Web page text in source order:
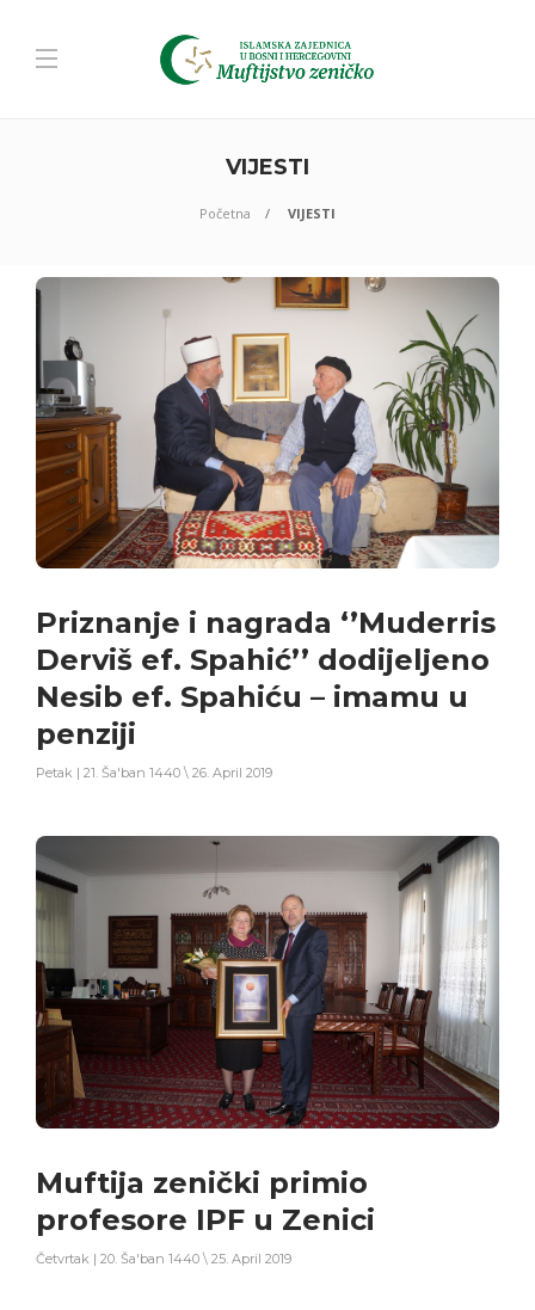
VIJESTI
Početna VIJESTI
Priznanje i nagrada ‘’Muderris
Derviš ef. Spahić’’ dodijeljeno
Nesib ef. Spahiću – imamu u
penziji
Petak | 21. Ša'ban 1440 \ 26. April 2019
Muftija zenički primio
profesore IPF u Zenici
Četvrtak | 20. Ša'ban 1440 \ 25. April 2019